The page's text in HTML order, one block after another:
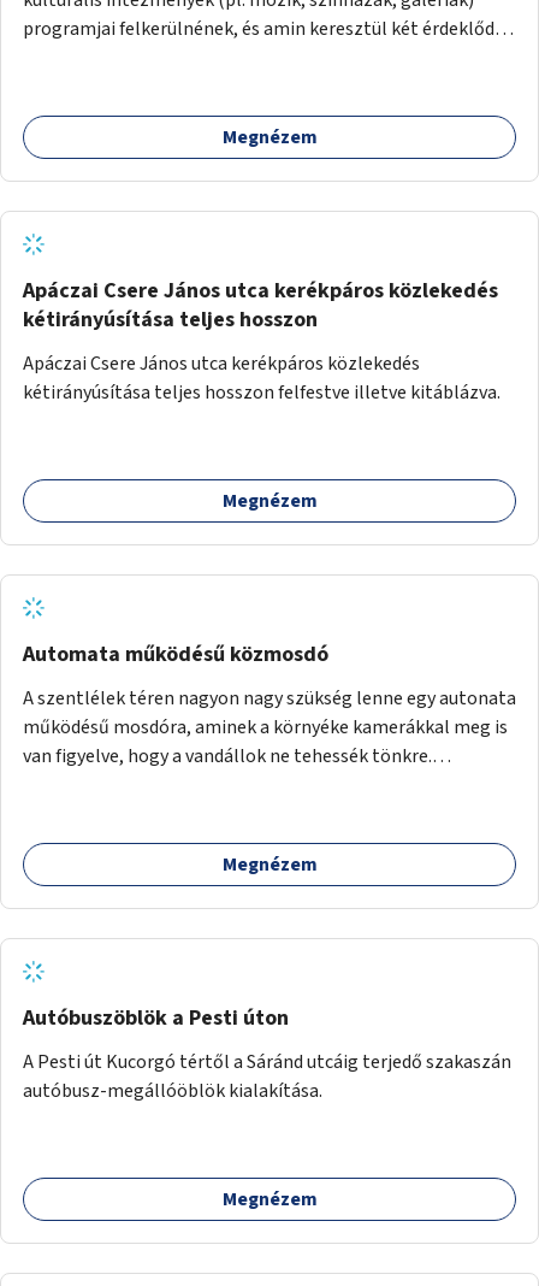
programjai felkerülnének, és amin keresztül két érdeklődő,
Megnézem
Apáczai Csere János utca kerékpáros közlekedés
kétirányúsítása teljes hosszon
Apáczai Csere János utca kerékpáros közlekedés
kétirányúsítása teljes hosszon felfestve illetve kitáblázva.
Megnézem
Automata működésű közmosdó
A szentlélek téren nagyon nagy szükség lenne egy autonata
működésű mosdóra, aminek a környéke kamerákkal meg is
van figyelve, hogy a vandállok ne tehessék tönkre.
Megnézem
Autóbuszöblök a Pesti úton
A Pesti út Kucorgó tértől a Sáránd utcáig terjedő szakaszán
autóbusz-megállóöblök kialakítása.
Megnézem